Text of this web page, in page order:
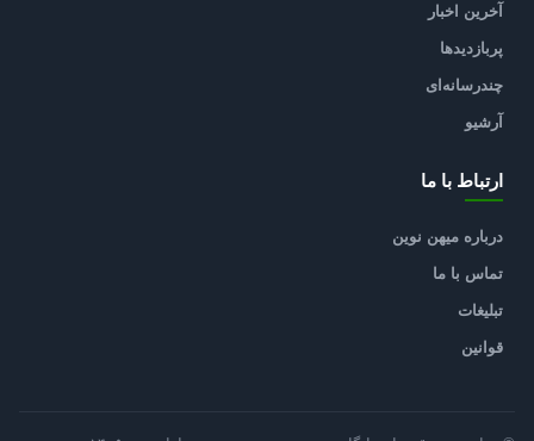
آخرین اخبار
پربازدیدها
چندرسانه‌ای
آرشیو
ارتباط با ما
درباره میهن نوین
تماس با ما
تبلیغات
قوانین